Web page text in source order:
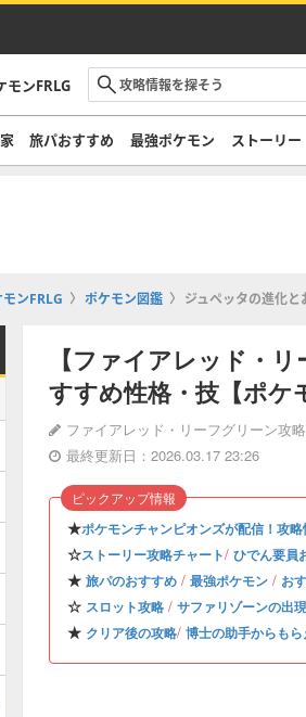
モンFRLG
旅パおすすめ 最強ポケモン ストーリー
ンFRLG ポケモン図鑑 ジュペッタの進化と
【ファイアレッド・
すすめ性格・技【ポケ
ファイアレッド・リーフグリーン攻
最終更新日：2026.03.17 23:26
★ポケモンチャンピオンズが配信！攻
☆ストーリー攻略チャート/ ひでん要員
★ 旅パのおすすめ / 最強ポケモン / お
☆ スロット攻略 / サファリゾーンの出
★ クリア後の攻略/ 博士の助手からも
ピックアップ情報